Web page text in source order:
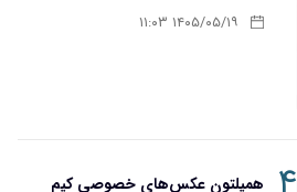
۱۴۰۵/۰۵/۱۹ ۱۱:۰۳
همیلتون عکس‌های خصوصی کیم‌